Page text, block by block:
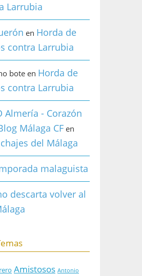
Larrubia
en Horda de
contra Larrubia
boteen Horda de
contra Larrubia
Almería - Corazón
Málaga CF en
del Málaga
malaguista
descarta volver al
Amistosos Antonio